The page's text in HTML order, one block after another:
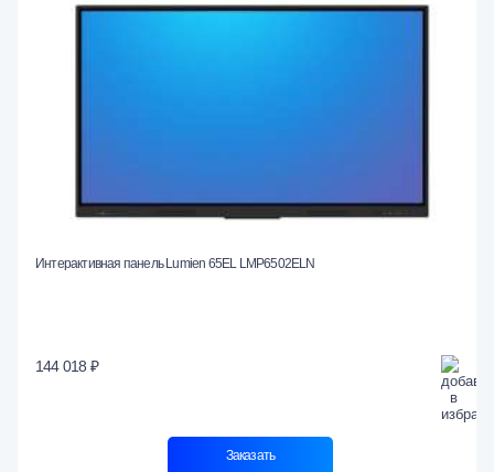
Интерактивная панель Lumien 65EL LMP6502ELN
144 018 ₽
Заказать